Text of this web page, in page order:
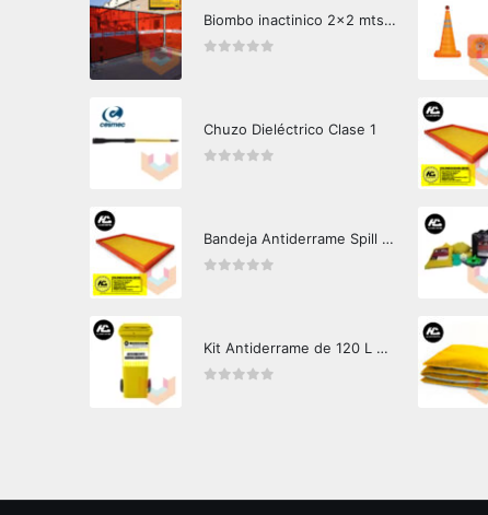
Biombo inactinico 2x2 mts Hazard Control
Chuzo Dieléctrico Clase 1
Bandeja Antiderrame Spill Barrier 346 litros Certificada
Kit Antiderrame de 120 L Hazard Control (Hidrocarburos - Biodegradable)